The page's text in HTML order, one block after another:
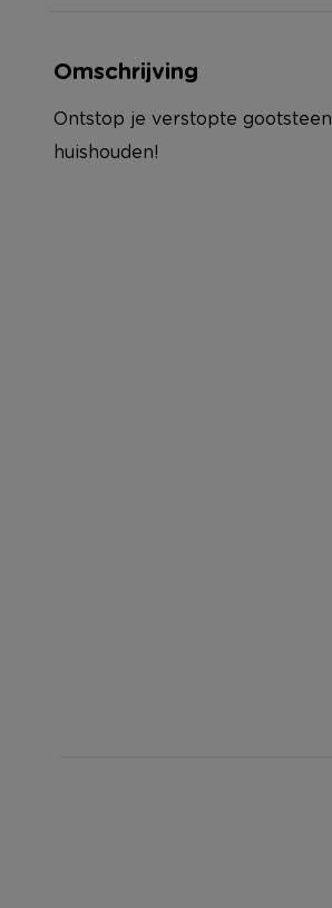
Omschrijving
Ontstop je verstopte
huishouden!